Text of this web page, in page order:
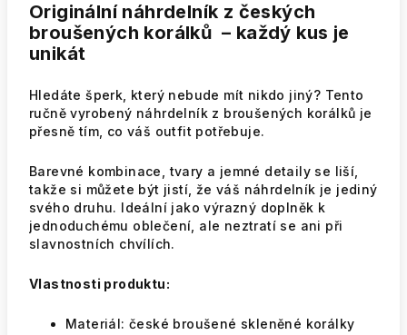
Originální náhrdelník z českých
broušených korálků – každý kus je
unikát
Hledáte šperk, který nebude mít nikdo jiný? Tento
ručně vyrobený náhrdelník z broušených korálků je
přesně tím, co váš outfit potřebuje.
Barevné kombinace, tvary a jemné detaily se liší,
takže si můžete být jistí, že váš náhrdelník je jediný
svého druhu. Ideální jako výrazný doplněk k
jednoduchému oblečení, ale neztratí se ani při
slavnostních chvílích.
Vlastnosti produktu:
Materiál: české broušené skleněné korálky